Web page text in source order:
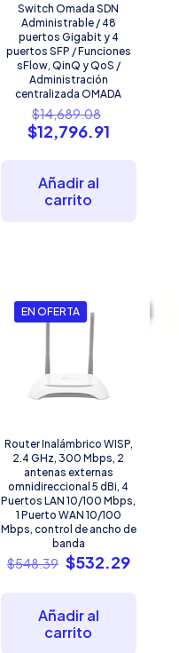
Switch Omada SDN
Administrable / 48
puertos Gigabit y 4
puertos SFP / Funciones
sFlow, QinQ y QoS /
Administración
centralizada OMADA
$14,689.08
precio
$12,796.91El
Añadir al
carrito
EN OFERTA
Router Inalámbrico WISP,
2.4 GHz, 300 Mbps, 2
antenas externas
omnidireccional 5 dBi, 4
Puertos LAN 10/100 Mbps,
1 Puerto WAN 10/100
Mbps, control de ancho de
banda
$548.39 El
era:
$548.39.
$532.29El
Añadir al
carrito